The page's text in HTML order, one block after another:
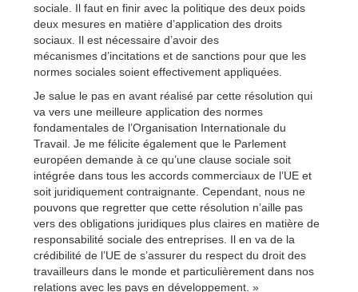
sociale. Il faut en finir avec la politique des deux poids
deux mesures en matière d’application des droits
sociaux. Il est nécessaire d’avoir des
mécanismes d’incitations et de sanctions pour que les
normes sociales soient effectivement appliquées.
Je salue le pas en avant réalisé par cette résolution qui
va vers une meilleure application des normes
fondamentales de l’Organisation Internationale du
Travail. Je me félicite également que le Parlement
européen demande à ce qu’une clause sociale soit
intégrée dans tous les accords commerciaux de l’UE et
soit juridiquement contraignante. Cependant, nous ne
pouvons que regretter que cette résolution n’aille pas
vers des obligations juridiques plus claires en matière de
responsabilité sociale des entreprises. Il en va de la
crédibilité de l’UE de s’assurer du respect du droit des
travailleurs dans le monde et particulièrement dans nos
relations avec les pays en développement. »